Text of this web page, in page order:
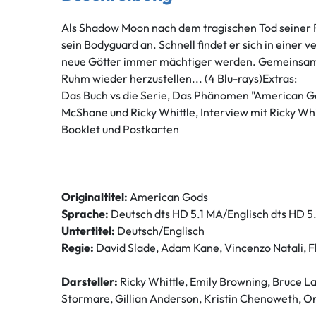
Als Shadow Moon nach dem tragischen Tod
sein Bodyguard an. Schnell findet er sich in einer
neue Götter immer mächtiger werden.
Ruhm wieder herzustellen... (4 Blu-rays)Extras:
Das Buch vs die Serie, Das Phänomen
McShane und Ricky Whittle, Interview mit Ricky
Booklet und Postkarten
Originaltitel: American Gods
Sprache: Deutsch dts HD 5.1 MA/Englisch dts HD
Untertitel: Deutsch/Englisch
Regie: David Slade, Adam Kane, Vincenzo Natali,
Darsteller: Ricky Whittle, Emily Browning, Bruce
Stormare, Gillian Anderson, Kristin Chenoweth,